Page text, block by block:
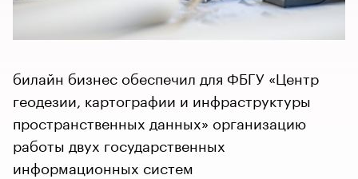
билайн бизнес обеспечил для ФБГУ «Центр
геодезии, картографии и инфраструктуры
пространственных данных» организацию
работы двух государственных
информационных систем